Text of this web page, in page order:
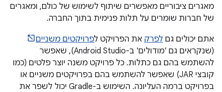
מאגרים ציבוריים מאפשרים שיתוף לשימוש של כולם, ומאגרים
של חברות שומרים על תלות פנימית בתוך החברה.
אתם יכולים גם לפרק את הפרויקט לפרויקטים משניים
(שנקראים גם 'מודולים' ב-Android Studio), שאפשר
להשתמש בהם גם כתלות. כל פרויקט משנה יוצר פלטים (כמו
קובצי JAR) שאפשר להשתמש בהם בפרויקטים משניים או
בפרויקט ברמה העליונה. השימוש ב-Gradle יכול לשפר את